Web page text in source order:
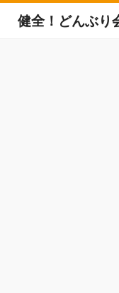
健全！どんぶり